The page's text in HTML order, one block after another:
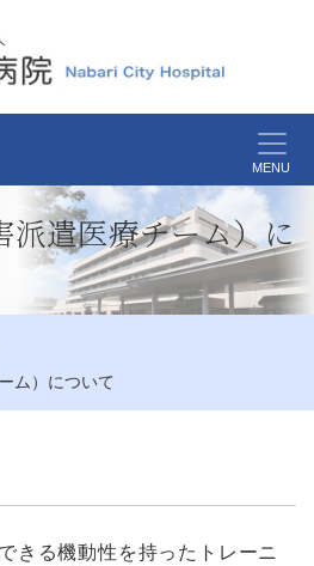
MENU
派遣医療チーム）に
ム）について
きる機動性を持ったトレーニ